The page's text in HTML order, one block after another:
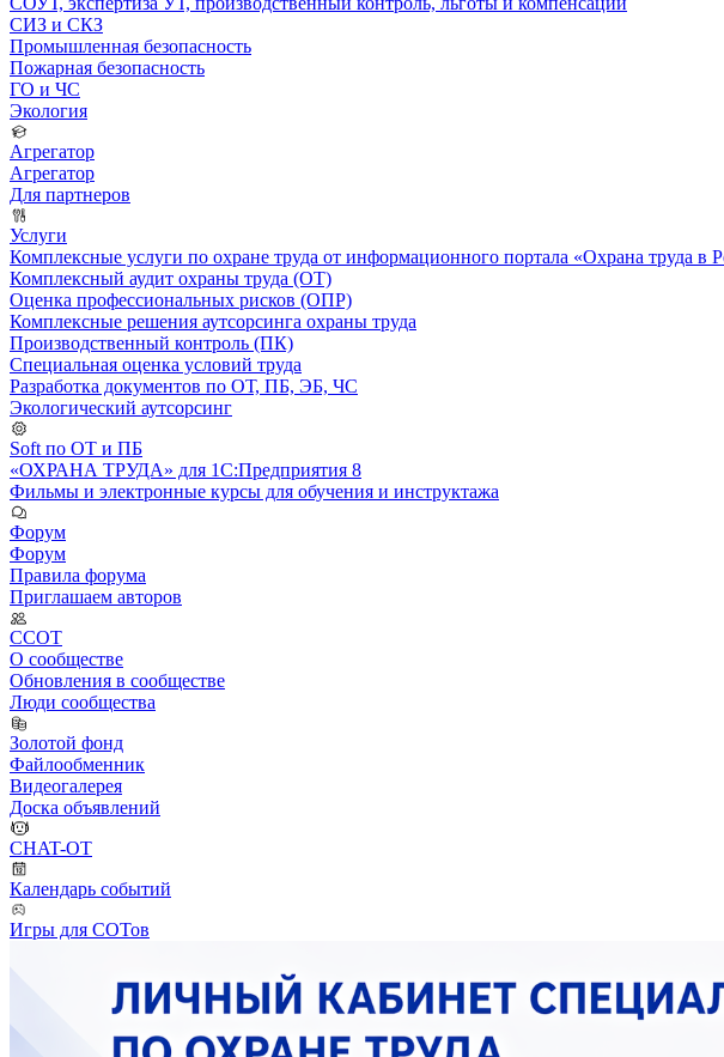
СИЗ и СКЗ
Промышленная безопасность
Пожарная безопасность
ГО и ЧС
Экология
Агрегатор
Агрегатор
Для партнеров
Услуги
Комплексные услуги по охране труда от информационного портала «Охрана труда в
Комплексный аудит охраны труда (ОТ)
Оценка профессиональных рисков (ОПР)
Комплексные решения аутсорсинга охраны труда
Производственный контроль (ПК)
Специальная оценка условий труда
Разработка документов по ОТ, ПБ, ЭБ, ЧС
Экологический аутсорсинг
Soft по ОТ и ПБ
«ОХРАНА ТРУДА» для 1С:Предприятия 8
Фильмы и электронные курсы для обучения и инструктажа
Форум
Форум
Правила форума
Приглашаем авторов
ССОТ
О сообществе
Обновления в сообществе
Люди сообщества
Золотой фонд
Файлообменник
Видеогалерея
Доска объявлений
CHAT-OT
Календарь событий
Игры для СОТов